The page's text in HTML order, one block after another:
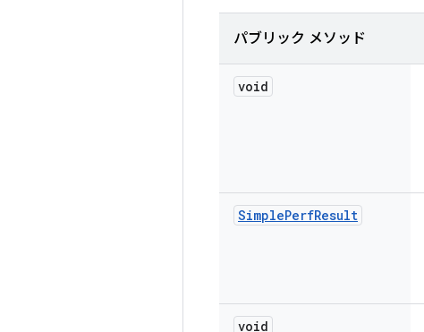
パブリック メソッド
void
SimplePerfResult
void